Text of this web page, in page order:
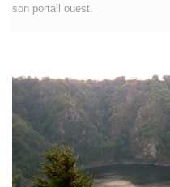
son portail ouest.